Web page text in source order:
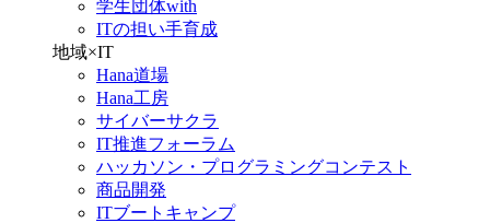
学生団体with
ITの担い手育成
地域×IT
Hana道場
Hana工房
サイバーサクラ
IT推進フォーラム
ハッカソン・プログラミングコンテスト
商品開発
ITブートキャンプ